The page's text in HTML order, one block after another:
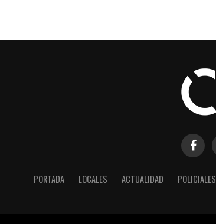
PORTADA LOCALES ACTUALIDAD POLICIALES